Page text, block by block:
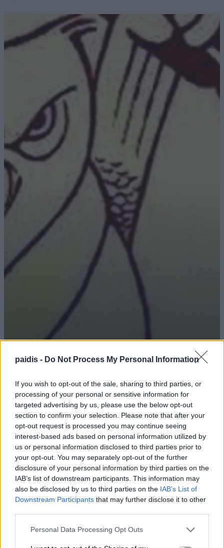
paidis - Do Not Process My Personal Information
If you wish to opt-out of the sale, sharing to third parties, or
processing of your personal or sensitive information for
targeted advertising by us, please use the below opt-out
section to confirm your selection. Please note that after your
opt-out request is processed you may continue seeing
interest-based ads based on personal information utilized by
us or personal information disclosed to third parties prior to
your opt-out. You may separately opt-out of the further
disclosure of your personal information by third parties on the
IAB’s list of downstream participants. This information may
also be disclosed by us to third parties on the IAB’s List of
Downstream Participants that may further disclose it to other
Personal Data Processing Opt Outs
Ανακοίνωση της ΕΛΜΕ Ν. Λάρισας για
10/08/2026 , 9:46
Νέες κερκίδες στο γήπεδο ποδοσφαίρου
του πυρήνα «Κουκουλίτσιος –
Μουσιάρης»
10/08/2026 , 9:10
Κλειστά από σήμερα το Μανάβικο «Από το